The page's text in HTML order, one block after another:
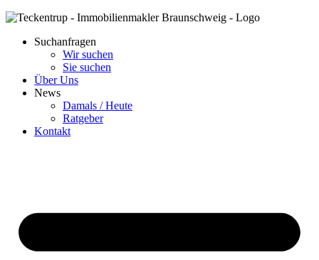
Suchanfragen
Wir suchen
Sie suchen
Über Uns
News
Damals / Heute
Ratgeber
Kontakt